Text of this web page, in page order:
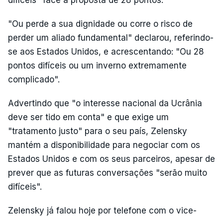
"Ou perde a sua dignidade ou corre o risco de
perder um aliado fundamental" declarou, referindo-
se aos Estados Unidos, e acrescentando: "Ou 28
pontos difíceis ou um inverno extremamente
complicado".
Advertindo que "o interesse nacional da Ucrânia
deve ser tido em conta" e que exige um
"tratamento justo" para o seu país, Zelensky
mantém a disponibilidade para negociar com os
Estados Unidos e com os seus parceiros, apesar de
prever que as futuras conversações "serão muito
difíceis".
Zelensky já falou hoje por telefone com o vice-